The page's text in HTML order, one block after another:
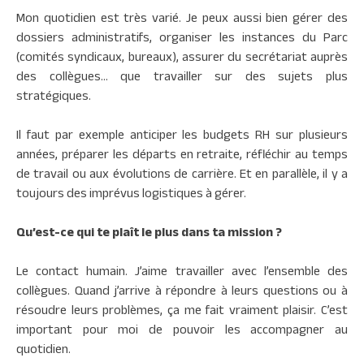
Mon quotidien est très varié. Je peux aussi bien gérer des
dossiers administratifs, organiser les instances du Parc
(comités syndicaux, bureaux), assurer du secrétariat auprès
des collègues… que travailler sur des sujets plus
stratégiques.
Il faut par exemple anticiper les budgets RH sur plusieurs
années, préparer les départs en retraite, réfléchir au temps
de travail ou aux évolutions de carrière. Et en parallèle, il y a
toujours des imprévus logistiques à gérer.
Qu’est-ce qui te plaît le plus dans ta mission ?
Le contact humain. J’aime travailler avec l’ensemble des
collègues. Quand j’arrive à répondre à leurs questions ou à
résoudre leurs problèmes, ça me fait vraiment plaisir. C’est
important pour moi de pouvoir les accompagner au
quotidien.